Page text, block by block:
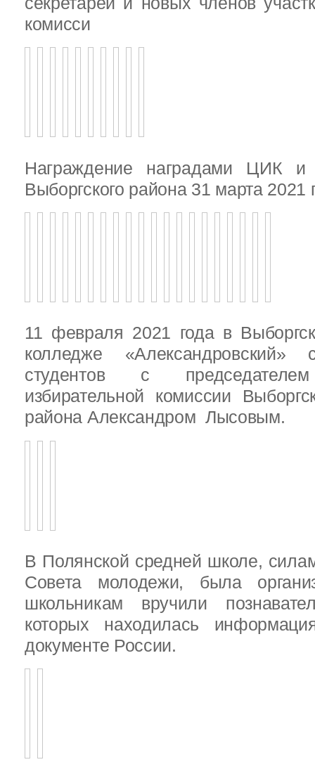
комисси
Награждение наградами ЦИК
Выборгского района 31 марта 2021
11 февраля 2021 года в
колледже «Александровский»
студентов с председателем
избирательной комиссии
района Александром Лысовым.
В Полянской средней школе,
Совета молодежи, была
школьникам вручили
которых находилась
документе России.